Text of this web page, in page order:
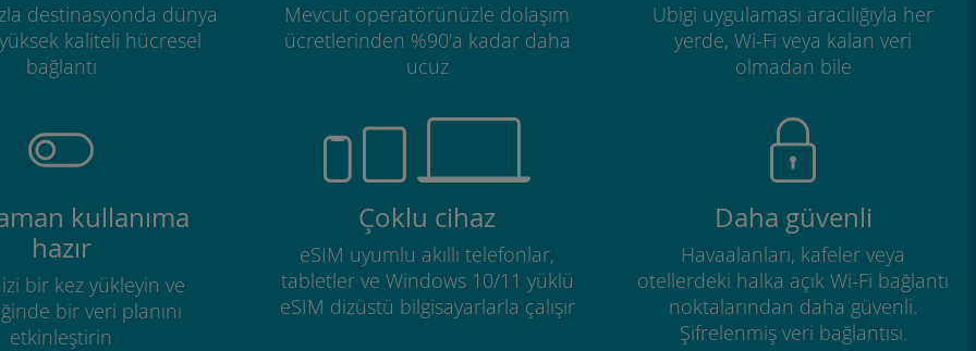
destinasyonda dünya
kaliteli hücresel
bağlantı
Mevcut operatörünüzle dolaşım
ücretlerinden %90'a kadar daha
ucuz
Ubigi uygulaması aracılığıyla her
yerde, Wi-Fi veya kalan veri
olmadan bile
kullanıma
hazır
bir kez yükleyin ve
bir veri planını
etkinleştirin
Çoklu cihaz
eSIM uyumlu akıllı telefonlar,
tabletler ve Windows 10/11 yüklü
eSIM dizüstü bilgisayarlarla çalışır
Daha güvenli
Havaalanları, kafeler veya
otellerdeki halka açık Wi-Fi bağlantı
noktalarından daha güvenli.
Şifrelenmiş veri bağlantısı.